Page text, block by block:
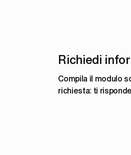
Richiedi
Compila il modulo
richiesta: ti